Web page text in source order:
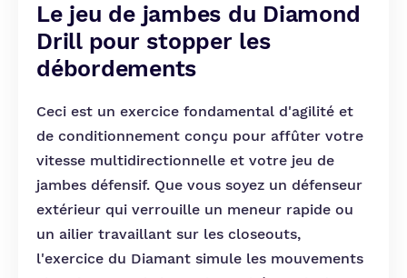
Le jeu de jambes du Diamond
Drill pour stopper les
débordements
Ceci est un exercice fondamental d'agilité et
de conditionnement conçu pour affûter votre
vitesse multidirectionnelle et votre jeu de
jambes défensif. Que vous soyez un défenseur
extérieur qui verrouille un meneur rapide ou
un ailier travaillant sur les closeouts,
l'exercice du Diamant simule les mouvements